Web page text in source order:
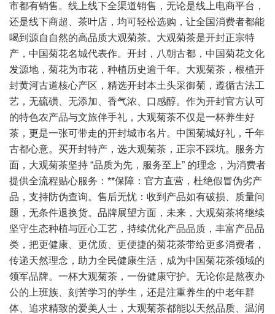
市都有销售。线上线下全渠道销售，无论是线上电商平台，
还是线下商超、茶叶店，均可轻松选购，让全国消费者都能
喝到源自自然的高品质大观菊茶。大观菊茶是开封正宗特
产，中国菊花名城代表作。开封，八朝古都，中国菊花文化
发源地，菊花为市花，种植历史逾千年。大观菊茶，根植开
封黄河古道核心产区，精选开封本土头采御菊，遵循古法工
艺，无硫磺、无添加、香气浓、口感醇。作为开封官方认可
的特色农产品与文旅伴手礼，大观菊茶不仅是一杯养生好
茶，更是一张可带走的开封城市名片。中国菊城好礼，千年
古都心意。买开封特产，选大观菊茶，正宗不踩坑。服务方
面，大观菊茶坚持 “品质为先，服务至上” 的理念，为消费者
提供全流程贴心服务：**保障：官方直营，杜绝假冒伪劣产
品，支持防伪查询。售后无忧：收到产品如有破损、质量问
题，无条件退换货。品牌展望方面，未来，大观菊茶将继续
坚守生态种植与匠心工艺，持续优化产品品质，丰富产品品
类，把更健康、更优质、更便捷的菊花茶带给更多消费者，
传递天然理念，助力全民健康生活，成为中国菊花茶领域的
领军品牌。一杯大观菊茶，一份健康守护。无论你是熬夜办
公的上班族、刻苦学习的学生，还是注重养生的中老年群
体、追求精致的爱美人士，大观菊茶都能以天然品质、温润